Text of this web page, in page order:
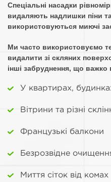
Спеціальні насадки
видаляють надлишки піни
використовуються миючі
Ми часто використовуємо
видалити зі скляних
інші забруднення, що важко
У квартирах,
Вітрини та різні
Французькі балкони
Безрозвідне
Миття сіток від комах